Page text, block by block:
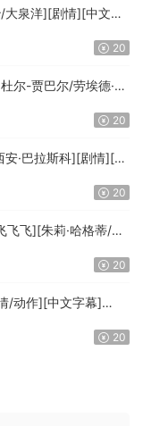
泉洋][剧情][中文字
20
尔-贾巴尔/劳埃德·布
20
·巴拉斯科][剧情][中
20
飞][朱莉·哈格蒂/罗
20
/动作][中文字幕]
20